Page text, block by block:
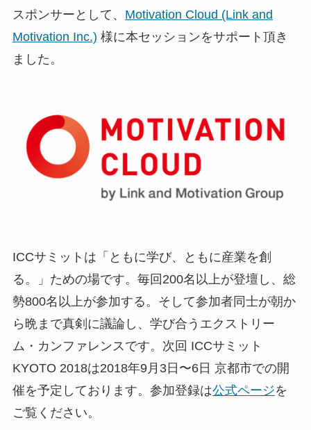
スポンサーとして、 Motivation Cloud (Link and
Motivation Inc.) 様に本セッションをサポート頂き
ました。
ICCサミットは「ともに学び、ともに産業を創
る。」ための場です。毎回200名以上が登壇し、総
勢800名以上が参加する。そして参加者同士が朝か
ら晩まで真剣に議論し、学び合うエクストリー
ム・カンファレンスです。次回 ICCサミット
KYOTO 2018は2018年9月3日〜6日 京都市での開
催を予定しております。参加登録は公式ページを
ご覧ください。